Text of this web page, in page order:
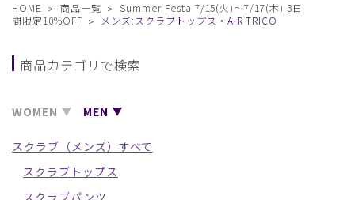
HOME 商品一覧
Summer Festa 7/15(火)〜7/17(木) 3日
間限定10%OFF
メンズ:スクラブトップス・AIR TRICO
商品カテゴリで検索
WOMEN MEN
スクラブ（メンズ）すべて
スクラブトップス